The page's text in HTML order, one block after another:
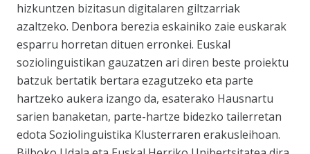
hizkuntzen bizitasun digitalaren giltzarriak
azaltzeko. Denbora berezia eskainiko zaie euskarak
esparru horretan dituen erronkei. Euskal
soziolinguistikan gauzatzen ari diren beste proiektu
batzuk bertatik bertara ezagutzeko eta parte
hartzeko aukera izango da, esaterako Hausnartu
sarien banaketan, parte-hartze bidezko tailerretan
edota Soziolinguistika Klusterraren erakusleihoan.